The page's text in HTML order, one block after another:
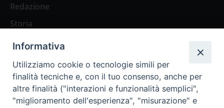
Redazione
Storia
Abbonamenti
Abbonamento Annuale Digitale
Abbonamento Annuale Cartaceo
Informativa
Utilizziamo cookie o tecnologie simili per
finalità tecniche e, con il tuo consenso, anche per
altre finalità ("interazioni e funzionalità semplici",
"miglioramento dell'esperienza", "misurazione" e